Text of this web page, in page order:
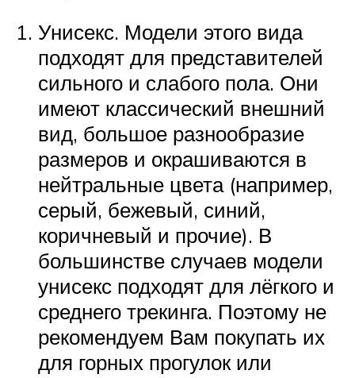
Унисекс. Модели этого вида
подходят для представителей
сильного и слабого пола. Они
имеют классический внешний
вид, большое разнообразие
размеров и окрашиваются в
нейтральные цвета (например,
серый, бежевый, синий,
коричневый и прочие). В
большинстве случаев модели
унисекс подходят для лёгкого и
среднего трекинга. Поэтому не
рекомендуем Вам покупать их
для горных прогулок или